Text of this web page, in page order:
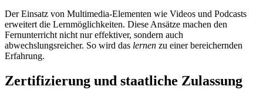
Der Einsatz von Multimedia-Elementen wie Videos und Podcasts
erweitert die Lernmöglichkeiten. Diese Ansätze machen den
Fernunterricht nicht nur effektiver, sondern auch
abwechslungsreicher. So wird das lernen zu einer bereichernden
Erfahrung.
Zertifizierung und staatliche Zulassung